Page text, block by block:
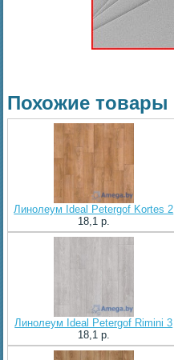
Похожие товары
Линолеум Ideal Petergof Kortes 2
18,1 p.
Линолеум Ideal Petergof Rimini 3
18,1 p.